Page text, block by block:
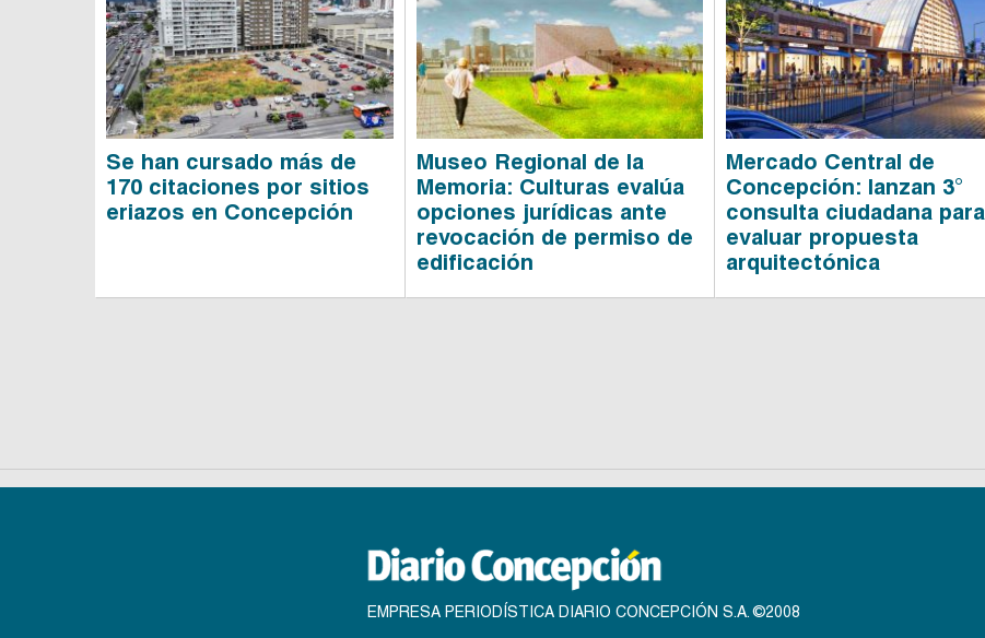
Se han cursado más de
170 citaciones por sitios
eriazos en Concepción
Museo Regional de la
Memoria: Culturas evalúa
opciones jurídicas ante
revocación de permiso de
edificación
Mercado Central de
Concepción: lanzan 3°
consulta ciudadana para
evaluar propuesta
arquitectónica
EMPRESA PERIODÍSTICA DIARIO CONCEPCIÓN S.A. ©2008